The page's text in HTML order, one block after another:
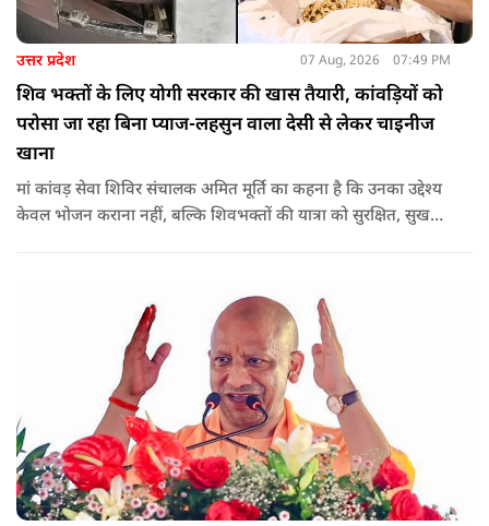
उत्तर प्रदेश 07 Aug, 2026 07:49 PM
शिव भक्तों के लिए योगी सरकार की खास तैयारी, कांवड़ियों को
परोसा जा रहा बिना प्याज-लहसुन वाला देसी से लेकर चाइनीज
खाना
मां कांवड़ सेवा शिविर संचालक अमित मूर्ति का कहना है कि उनका उद्देश्य
केवल भोजन कराना नहीं, बल्कि शिवभक्तों की यात्रा को सुरक्षित, सुखद